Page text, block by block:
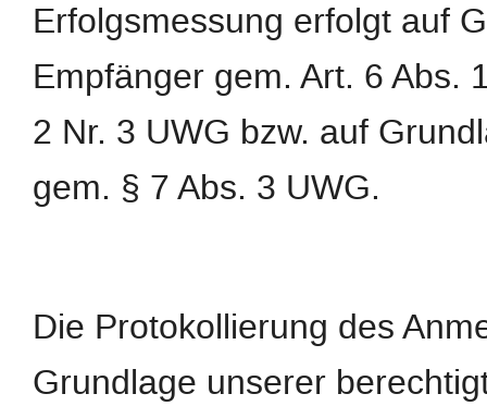
Erfolgsmessung erfolgt auf
Empfänger gem. Art. 6 Abs.
2 Nr. 3 UWG bzw. auf
gem. § 7 Abs. 3 UWG.
Die Protokollierung des
Grundlage unserer